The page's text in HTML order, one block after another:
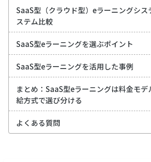
SaaS型（クラウド型）eラーニングシス
ステム比較
SaaS型eラーニングを選ぶポイント
SaaS型eラーニングを活用した事例
まとめ：SaaS型eラーニングは料金モ
給方式で選び分ける
よくある質問